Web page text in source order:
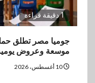
1 دقيقة قراءة
جوميا مصر تطلق
موسعة وعروض